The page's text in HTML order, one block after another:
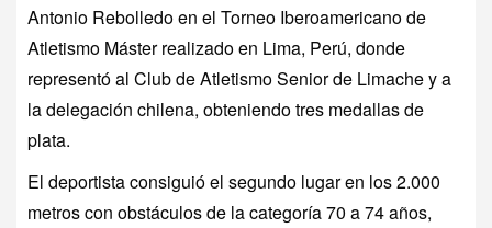
Antonio Rebolledo en el Torneo Iberoamericano de
Atletismo Máster realizado en Lima, Perú, donde
representó al Club de Atletismo Senior de Limache y a
la delegación chilena, obteniendo tres medallas de
plata.
El deportista consiguió el segundo lugar en los 2.000
metros con obstáculos de la categoría 70 a 74 años,